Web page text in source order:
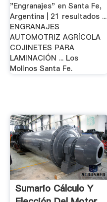
"Engranajes" en Santa Fe,
Argentina | 21 resultados ...
ENGRANAJES
AUTOMOTRIZ AGRÍCOLA
COJINETES PARA
LAMINACIÓN ... Los
Molinos Santa Fe.
Sumario Cálculo Y